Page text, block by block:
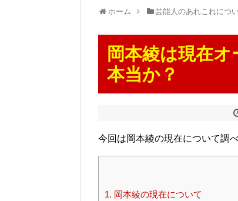
ホーム 芸能人のあれこれについ
岡本綾は現在
本当か？
今回は岡本綾の現在について調
1. 岡本綾の現在について